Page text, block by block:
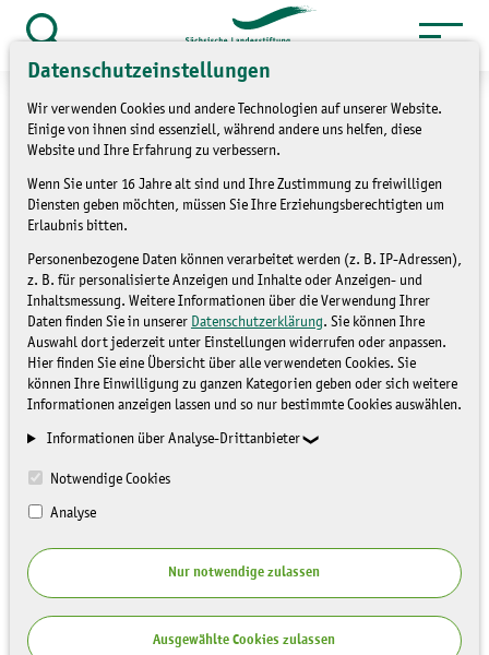
Datenschutzeinstellungen
Wir verwenden Cookies und andere Technologien auf unserer Website.
Einige von ihnen sind essenziell, während andere uns helfen, diese
Website und Ihre Erfahrung zu verbessern.
Wenn Sie unter 16 Jahre alt sind und Ihre Zustimmung zu freiwilligen
Diensten geben möchten, müssen Sie Ihre Erziehungsberechtigten um
Erlaubnis bitten.
Personenbezogene Daten können verarbeitet werden (z. B. IP-Adressen),
z. B. für personalisierte Anzeigen und Inhalte oder Anzeigen- und
Inhaltsmessung. Weitere Informationen über die Verwendung Ihrer
Daten finden Sie in unserer Datenschutzerklärung. Sie können Ihre
Auswahl dort jederzeit unter Einstellungen widerrufen oder anpassen.
Hier finden Sie eine Übersicht über alle verwendeten Cookies. Sie
können Ihre Einwilligung zu ganzen Kategorien geben oder sich weitere
Informationen anzeigen lassen und so nur bestimmte Cookies auswählen.
Informationen über Analyse-Drittanbieter
Notwendige Cookies
Analyse
Nur notwendige zulassen
Ausgewählte Cookies zulassen
Zum
Inhalt
springen
öffnen
Themen » Umweltbildung
Besuch des
NationalparkZentrums
NATIONALPARKZENTRUM